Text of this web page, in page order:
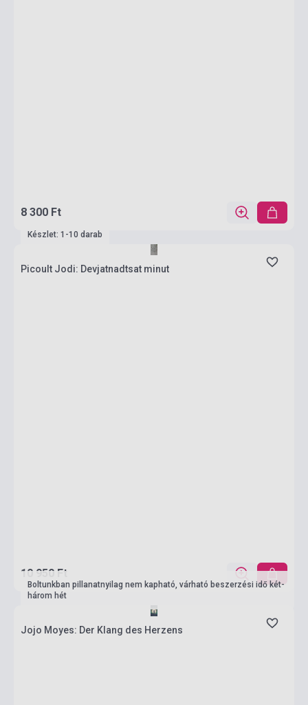
8 300 Ft
Készlet: 1-10 darab
Picoult Jodi: Devjatnadtsat minut
10 950 Ft
Boltunkban pillanatnyilag nem kapható, várható beszerzési idő két-
három hét
Jojo Moyes: Der Klang des Herzens